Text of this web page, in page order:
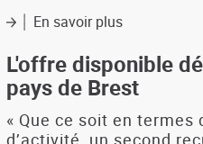
En savoir plussur
de
Brest.
Le
marché
immobilier
L'offre disponible
pays de Brest
« Que ce soit en termes
d’activité, un second